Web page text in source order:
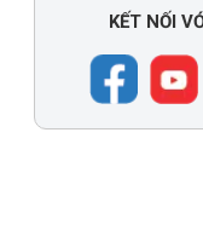
KẾT NỐI